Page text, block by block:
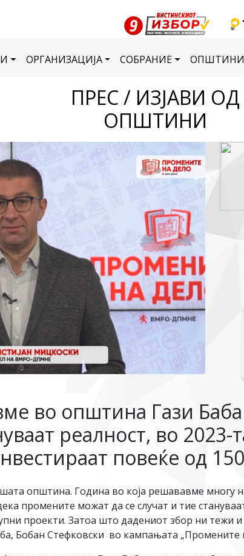
ОРГАНИЗАЦИЈА СОБРАНИЕ ОПШТИНИ
ПРЕС / ИЗЈАВИ ОД
ОПШТИНИ
во општина Гази
реалност, во 2023-
повеќе од
општина. Година во која решававме многу
промените можат да се случат и тие
проекти. Затоа што дадениот збор ни тежи
Бобан Стефковски во кампањата